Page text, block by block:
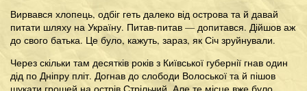
Вирвався хлопець, одбіг геть далеко від острова та й давай
питати шляху на Україну. Питав-питав — допитався. Дійшов аж
до свого батька. Це було, кажуть, зараз, як Січ зруйнували.
Через скільки там десятків років з Київської губернії гнав один
дід по Дніпру пліт. Догнав до слободи Волоської та й пішов